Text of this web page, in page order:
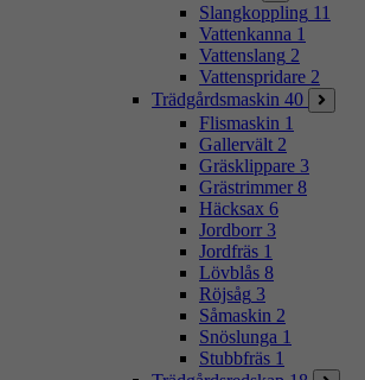
Slangkoppling 11
Vattenkanna 1
Vattenslang 2
Vattenspridare 2
Trädgårdsmaskin 40
Flismaskin 1
Gallervält 2
Gräsklippare 3
Grästrimmer 8
Häcksax 6
Jordborr 3
Jordfräs 1
Lövblås 8
Röjsåg 3
Såmaskin 2
Snöslunga 1
Stubbfräs 1